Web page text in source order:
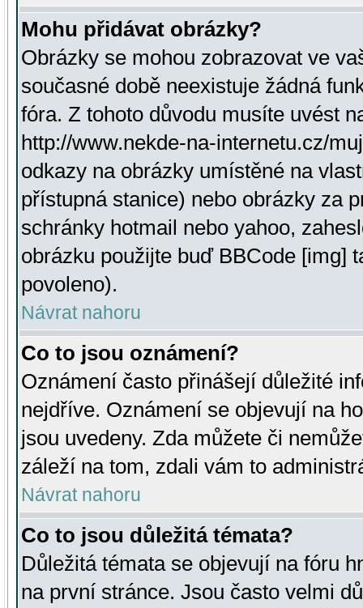
Mohu přidávat obrázky?
Obrázky se mohou zobrazovat ve
současné době neexistuje žádná
fóra. Z tohoto důvodu musíte uvést
http://www.nekde-na-internetu.cz/
odkazy na obrázky umístěné na
přístupná stanice) nebo obrázky za
schránky hotmail nebo yahoo,
obrázku použijte buď BBCode [img]
povoleno).
Návrat nahoru
Co to jsou oznámení?
Oznámení často přinášejí důležité
nejdříve. Oznámení se objevují na
jsou uvedeny. Zda můžete či
záleží na tom, zdali vám to
Návrat nahoru
Co to jsou důležitá témata?
Důležitá témata se objevují na fóru
na první stránce. Jsou často velmi